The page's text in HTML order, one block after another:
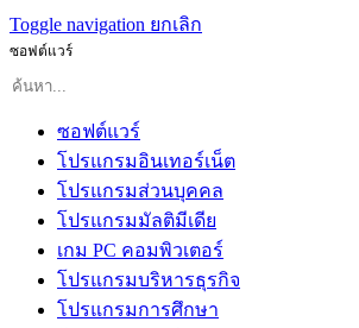
Toggle navigation ยกเลิก
ซอฟต์แวร์
ซอฟต์แวร์
โปรแกรมอินเทอร์เน็ต
โปรแกรมส่วนบุคคล
โปรแกรมมัลติมีเดีย
เกม PC คอมพิวเตอร์
โปรแกรมบริหารธุรกิจ
โปรแกรมการศึกษา